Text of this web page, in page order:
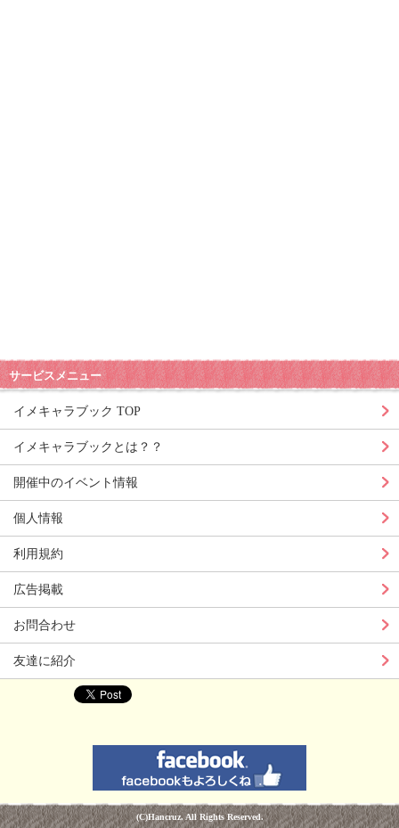
サービスメニュー
イメキャラブック TOP
イメキャラブックとは？？
開催中のイベント情報
個人情報
利用規約
広告掲載
お問合わせ
友達に紹介
(C)Hancruz. All Rights Reserved.